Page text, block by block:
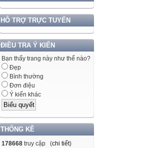
HỖ TRỢ TRỰC TUYẾN
ĐIỀU TRA Ý KIẾN
Bạn thấy trang này như thế nào?
Đẹp
Bình thường
Đơn điệu
Ý kiến khác
THỐNG KÊ
178668 truy cập (chi tiết)